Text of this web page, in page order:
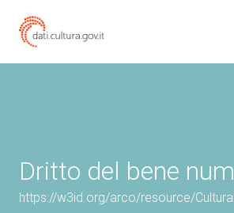
Dritto del bene
https://w3id.org/arco/resource/